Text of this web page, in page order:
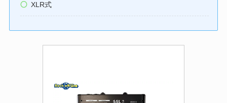
XLR式